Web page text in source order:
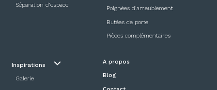
Séparation d’espace Poignées d'ameublement
Butées de porte
Pièces complémentaires
Inspirations
Galerie
A propos
Blog